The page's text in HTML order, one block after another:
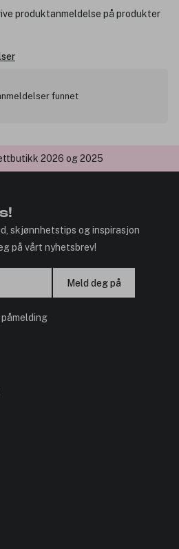
produktanmeldelse på produkter
funnet
2026 og 2025
skjønnhetstips og inspirasjon
på vårt nyhetsbrev!
Meld deg på